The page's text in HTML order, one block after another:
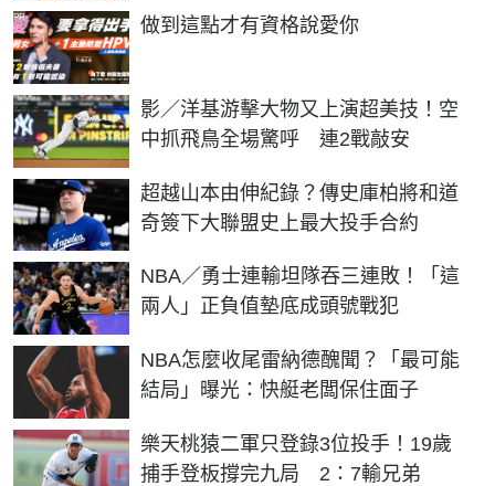
做到這點才有資格說愛你
PR
影／洋基游擊大物又上演超美技！空
中抓飛鳥全場驚呼 連2戰敲安
超越山本由伸紀錄？傳史庫柏將和道
奇簽下大聯盟史上最大投手合約
NBA／勇士連輸坦隊吞三連敗！「這
兩人」正負值墊底成頭號戰犯
NBA怎麼收尾雷納德醜聞？「最可能
結局」曝光：快艇老闆保住面子
樂天桃猿二軍只登錄3位投手！19歲
捕手登板撐完九局 2：7輸兄弟